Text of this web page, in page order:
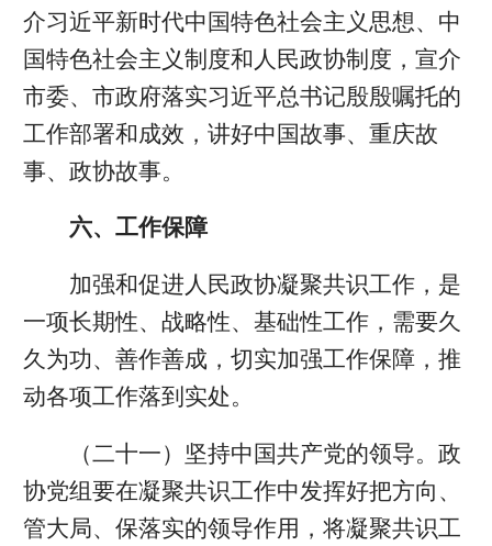
介习近平新时代中国特色社会主义思想、中
国特色社会主义制度和人民政协制度，宣介
市委、市政府落实习近平总书记殷殷嘱托的
工作部署和成效，讲好中国故事、重庆故
事、政协故事。
六、工作保障
加强和促进人民政协凝聚共识工作，是
一项长期性、战略性、基础性工作，需要久
久为功、善作善成，切实加强工作保障，推
动各项工作落到实处。
（二十一）坚持中国共产党的领导。政
协党组要在凝聚共识工作中发挥好把方向、
管大局、保落实的领导作用，将凝聚共识工